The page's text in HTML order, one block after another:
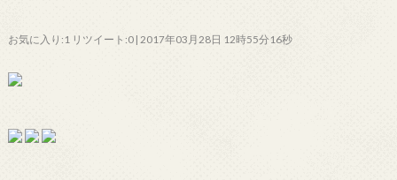
お気に入り:1 リツイート:0 | 2017年03月28日 12時55分16秒